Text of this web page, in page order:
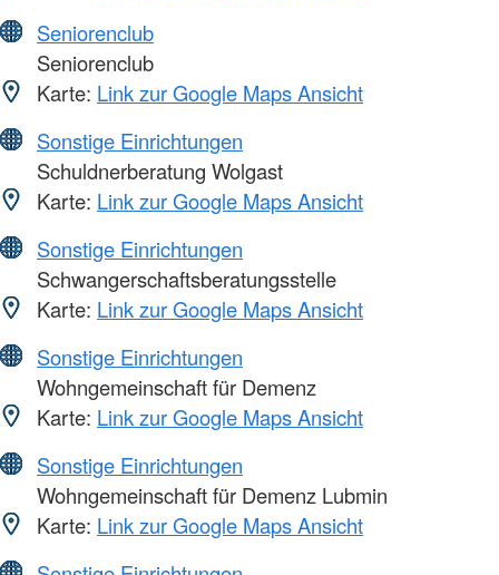
Seniorenclub
Seniorenclub
Karte: Link zur Google Maps Ansicht
Sonstige Einrichtungen
Schuldnerberatung Wolgast
Karte: Link zur Google Maps Ansicht
Sonstige Einrichtungen
Schwangerschaftsberatungsstelle
Karte: Link zur Google Maps Ansicht
Sonstige Einrichtungen
Wohngemeinschaft für Demenz
Karte: Link zur Google Maps Ansicht
Sonstige Einrichtungen
Wohngemeinschaft für Demenz Lubmin
Karte: Link zur Google Maps Ansicht